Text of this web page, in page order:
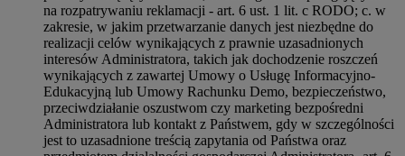
na rozpatrywaniu reklamacji - art. 6 ust. 1 lit. c RODO; c. w
zakresie, w jakim przetwarzanie danych jest niezbędne do
realizacji celów wynikających z prawnie uzasadnionych
interesów Administratora, takich jak dochodzenie roszczeń
wynikających z zawartej Umowy o Usługę Informacyjno-
Edukacyjną lub Umowy Rachunku Demo, bezpieczeństwo,
przeciwdziałanie oszustwom czy marketing bezpośredni
Administratora lub kontakt z Państwem, gdy w szczególności
jest to uzasadnione treścią zapytania od Państwa oraz